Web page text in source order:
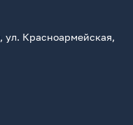
ул. Красноармейская,